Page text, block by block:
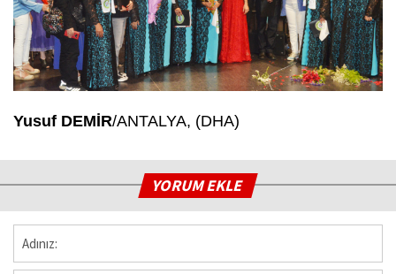
Yusuf DEMİR/ANTALYA, (DHA)
YORUM EKLE